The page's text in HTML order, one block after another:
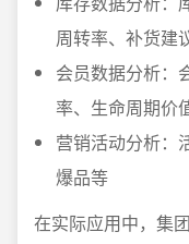
周转率、补货建
会员数据分析：
率、生命周期价
营销活动分析：
爆品等
在实际应用中，集